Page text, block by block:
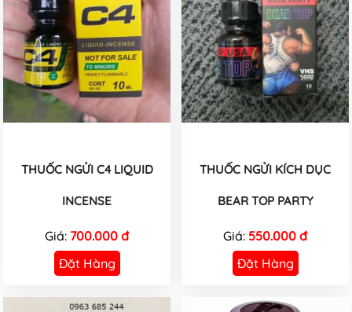
THUỐC NGỬI C4 LIQUID
INCENSE
Giá: 700.000 đ
Đặt Hàng
THUỐC NGỬI KÍCH DỤC
BEAR TOP PARTY
Giá: 550.000 đ
Đặt Hàng